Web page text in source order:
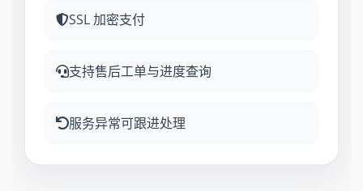
SSL 加密支付
支持售后工单与进度查询
服务异常可跟进处理